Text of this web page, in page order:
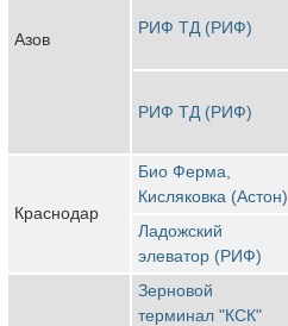
Азов
РИФ ТД (РИФ)
РИФ ТД (РИФ)
Краснодар
Био Ферма,
Кисляковка (Астон)
Ладожский
элеватор (РИФ)
Зерновой
терминал "КСК"